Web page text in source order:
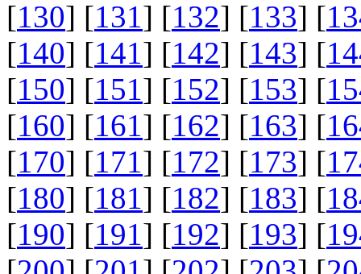
[130] [131] [132] [133] [
[140] [141] [142] [143] [
[150] [151] [152] [153] [
[160] [161] [162] [163] [
[170] [171] [172] [173] [
[180] [181] [182] [183] [
[190] [191] [192] [193] [